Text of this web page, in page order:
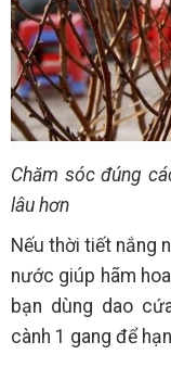
Chăm sóc đúng
lâu hơn
Nếu thời tiết nắng
nước giúp hãm
bạn dùng dao
cành 1 gang để